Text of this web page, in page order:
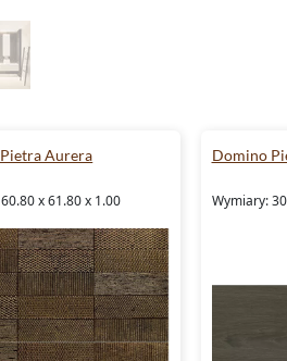
Aurera
x 61.80 x 1.00
Domino
Wymiary: